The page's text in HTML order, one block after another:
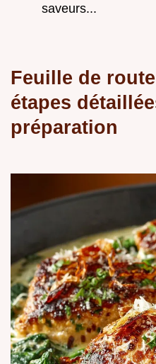
saveurs...
Feuille de
étapes
préparation